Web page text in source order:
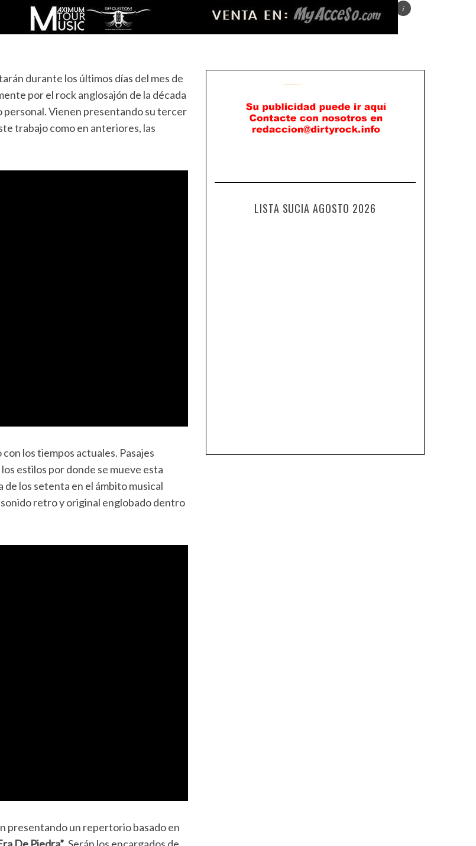
durante los últimos días del mes de
por el rock anglosajón de la década
personal. Vienen presentando su tercer
trabajo como en anteriores, las
los tiempos actuales. Pasajes
estilos por donde se mueve esta
los setenta en el ámbito musical
retro y original englobado dentro
presentando un repertorio basado en
LISTA SUCIA AGOSTO 2026